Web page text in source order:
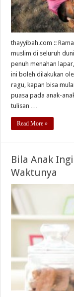
thayyibah.com ::
muslim di seluruh
penuh menahan
ini boleh dilakukan
ragu, kapan bisa
puasa pada anak-
tulisan …
Read More »
Bila Anak
Waktunya